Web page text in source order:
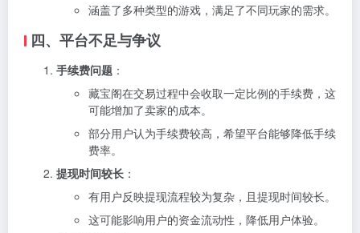
涵盖了多种类型的游戏，满足了不同玩家的需求。
四、平台不足与争议
手续费问题 ：
藏宝阁在交易过程中会收取一定比例的手续费，这
可能增加了卖家的成本。
部分用户认为手续费较高，希望平台能够降低手续
费率。
提现时间较长 ：
有用户反映提现流程较为复杂，且提现时间较长。
这可能影响用户的资金流动性，降低用户体验。